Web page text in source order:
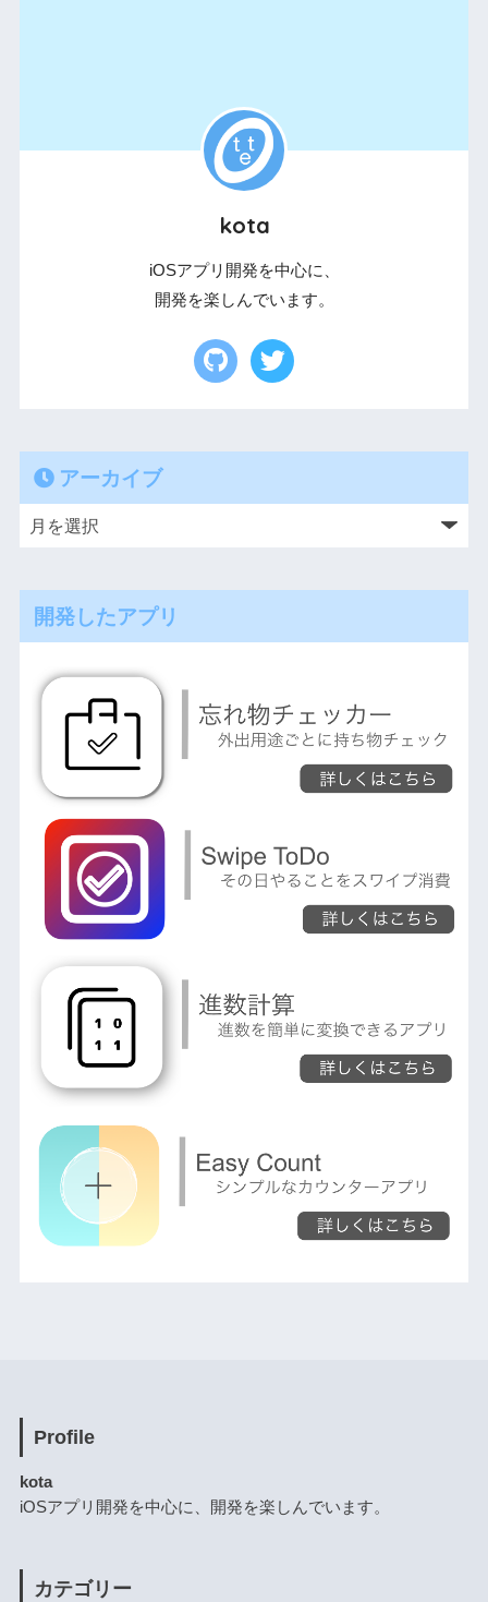
kota
iOSアプリ開発を中心に、
開発を楽しんでいます。
アーカイブ
開発したアプリ
Profile
kota
iOSアプリ開発を中心に、開発を楽しんでいます。
カテゴリー